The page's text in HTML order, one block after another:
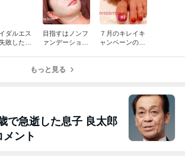
ダルエス
敗したく
目指すはノンフ
ァンデーション
７月のキレイキ
ャンペーンのご
もっと見る
で急逝した息子 良太郎
メント